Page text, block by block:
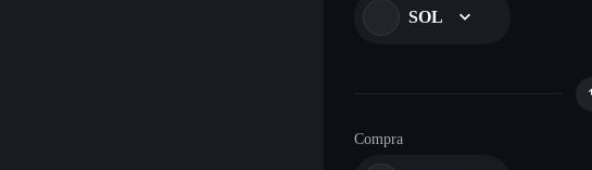
SOL
Compra